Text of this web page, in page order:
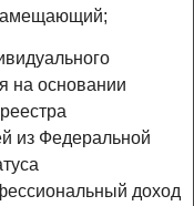
на основании
из Федеральной
доход